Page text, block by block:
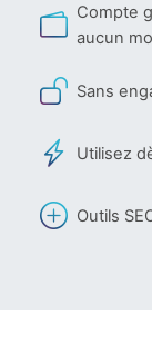
Compte
aucun
Sans
Utilisez
Outils